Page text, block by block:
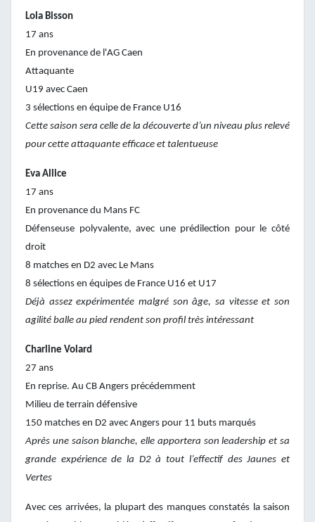
Lola Bisson
17 ans
En provenance de l'AG Caen
Attaquante
U19 avec Caen
3 sélections en équipe de France U16
Cette saison sera celle de la découverte d’un niveau plus relevé
pour cette attaquante efficace et talentueuse
Eva Allice
17 ans
En provenance du Mans FC
Défenseuse polyvalente, avec une prédilection pour le côté
droit
8 matches en D2 avec Le Mans
8 sélections en équipes de France U16 et U17
Déjà assez expérimentée malgré son âge, sa vitesse et son
agilité balle au pied rendent son profil très intéressant
Charline Volard
27 ans
En reprise. Au CB Angers précédemment
Milieu de terrain défensive
150 matches en D2 avec Angers pour 11 buts marqués
Après une saison blanche, elle apportera son leadership et sa
grande expérience de la D2 à tout l’effectif des Jaunes et
Vertes
Avec ces arrivées, la plupart des manques constatés la saison